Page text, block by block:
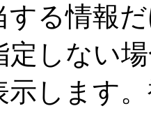
する情報
定しない
示します